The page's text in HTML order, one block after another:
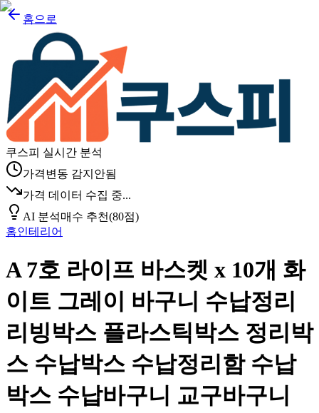
홈으로
쿠스피 실시간 분석
가격변동 감지안됨
가격 데이터 수집 중...
AI 분석매수 추천(80점)
홈인테리어
A 7호 라이프 바스켓 x 10개 화
이트 그레이 바구니 수납정리
리빙박스 플라스틱박스 정리박
스 수납박스 수납정리함 수납
박스 수납바구니 교구바구니